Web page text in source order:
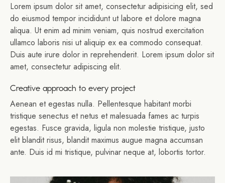
Lorem ipsum dolor sit amet, consectetur adipisicing elit, sed
do eiusmod tempor incididunt ut labore et dolore magna
aliqua. Ut enim ad minim veniam, quis nostrud exercitation
ullamco laboris nisi ut aliquip ex ea commodo consequat.
Duis aute irure dolor in reprehenderit. Lorem ipsum dolor sit
amet, consectetur adipiscing elit.
Creative approach to every project
Aenean et egestas nulla. Pellentesque habitant morbi
tristique senectus et netus et malesuada fames ac turpis
egestas. Fusce gravida, ligula non molestie tristique, justo
elit blandit risus, blandit maximus augue magna accumsan
ante. Duis id mi tristique, pulvinar neque at, lobortis tortor.